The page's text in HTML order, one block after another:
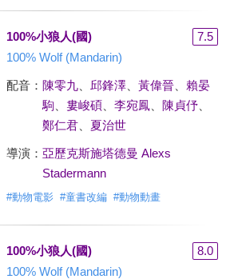
100%小狼人(國)
7.5
100% Wolf (Mandarin)
配音： 陳零九、 邱鋒澤、 黃偉晉、 賴晏
駒、 婁峻碩、 李宛鳳、 陳貞伃、
鄭仁君、 夏治世
導演： 亞歷克斯施塔德曼 Alexs
Stadermann
#動物電影 #童書改編 #動物動畫
100%小狼人(國)
8.0
100% Wolf (Mandarin)